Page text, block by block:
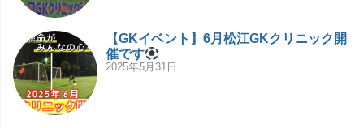
【GKイベント】6月松江GKクリニック開
催です
2025年5月31日